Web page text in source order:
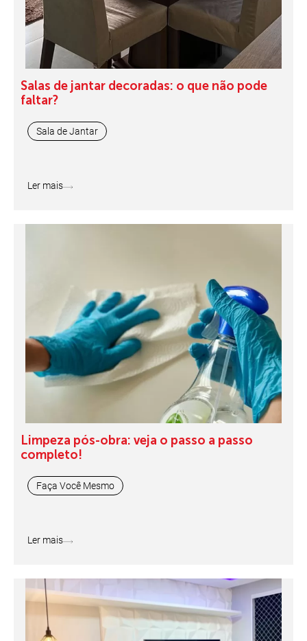
Salas de jantar decoradas: o que não pode
faltar?
Sala de Jantar
Ler mais
Limpeza pós-obra: veja o passo a passo
completo!
Faça Você Mesmo
Ler mais